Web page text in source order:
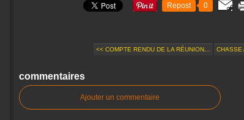
Repost 0
<< COMPTE RENDU DE LA RÉUNION... CHASSE
commentaires
Ajouter un commentaire